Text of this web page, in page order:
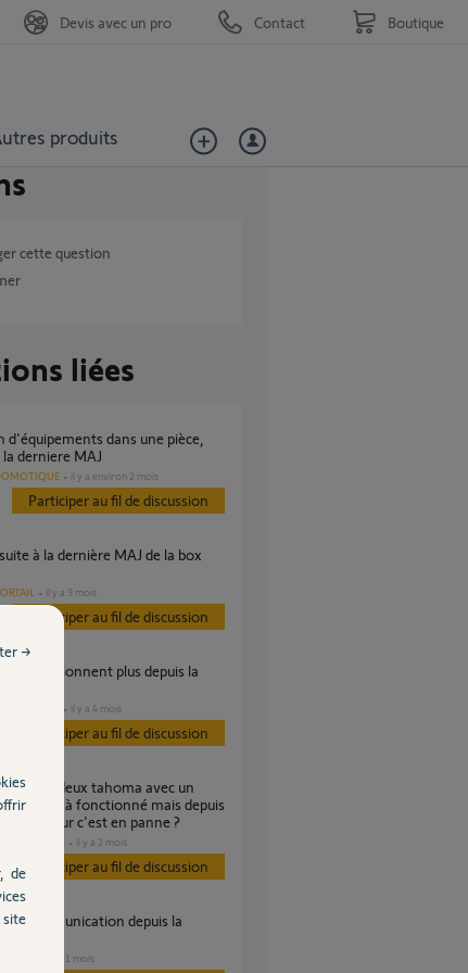
produits
Devis avec un pro Contact Boutique
cette question
liées
la derniere MAJ
il y a environ 2 mois
Participer au fil de discussion
il y a 9 mois
Participer au fil de discussion
il y a 4 mois
Participer au fil de discussion
Cela à fonctionné mais depuis
mise à jour c'est en panne ?
DOMOTIQUE il y a 2 mois
Participer au fil de discussion
il y a 11 mois
de
→